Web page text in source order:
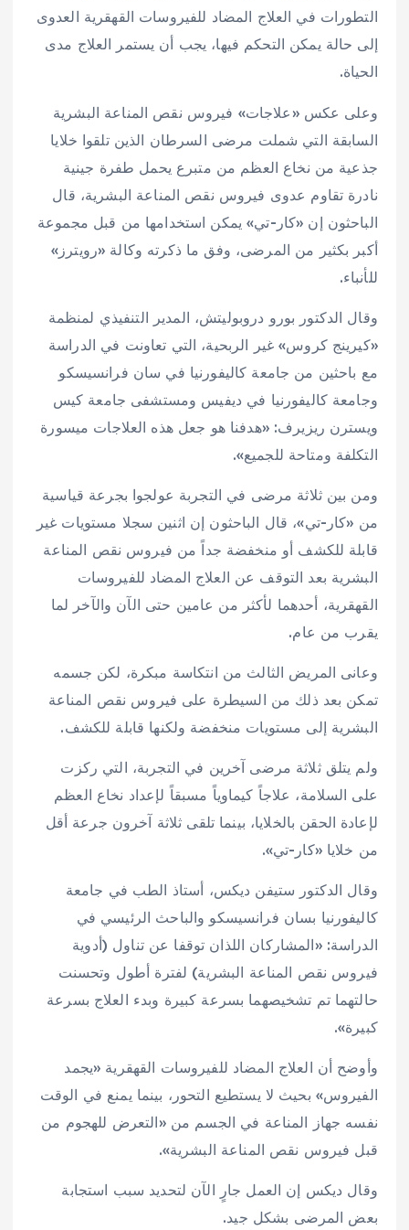
التطورات في العلاج المضاد للفيروسات القهقرية العدوى
إلى حالة يمكن التحكم فيها، يجب أن يستمر العلاج مدى
الحياة.
وعلى عكس «علاجات» فيروس نقص المناعة البشرية
السابقة التي شملت مرضى السرطان الذين تلقوا خلايا
جذعية من نخاع العظم من متبرع يحمل طفرة جينية
نادرة تقاوم عدوى فيروس نقص المناعة البشرية، قال
الباحثون إن «كار-تي» يمكن استخدامها من قبل مجموعة
أكبر بكثير من المرضى، وفق ما ذكرته وكالة «رويترز»
للأنباء.
وقال الدكتور بورو دروبوليتش، المدير التنفيذي لمنظمة
«كيرينج كروس» غير الربحية، التي تعاونت في الدراسة
مع باحثين من جامعة كاليفورنيا في سان فرانسيسكو
وجامعة كاليفورنيا في ديفيس ومستشفى جامعة كيس
ويسترن ريزيرف: «هدفنا هو جعل هذه العلاجات ميسورة
التكلفة ومتاحة للجميع».
ومن بين ثلاثة مرضى في التجربة عولجوا بجرعة قياسية
من «كار-تي»، قال الباحثون إن اثنين سجلا مستويات غير
قابلة للكشف أو منخفضة جداً من فيروس نقص المناعة
البشرية بعد التوقف عن العلاج المضاد للفيروسات
القهقرية، أحدهما لأكثر من عامين حتى الآن والآخر لما
يقرب من عام.
وعانى المريض الثالث من انتكاسة مبكرة، لكن جسمه
تمكن بعد ذلك من السيطرة على فيروس نقص المناعة
البشرية إلى مستويات منخفضة ولكنها قابلة للكشف.
ولم يتلق ثلاثة مرضى آخرين في التجربة، التي ركزت
على السلامة، علاجاً كيماوياً مسبقاً لإعداد نخاع العظم
لإعادة الحقن بالخلايا، بينما تلقى ثلاثة آخرون جرعة أقل
من خلايا «كار-تي».
وقال الدكتور ستيفن ديكس، أستاذ الطب في جامعة
كاليفورنيا بسان فرانسيسكو والباحث الرئيسي في
الدراسة: «المشاركان اللذان توقفا عن تناول (أدوية
فيروس نقص المناعة البشرية) لفترة أطول وتحسنت
حالتهما تم تشخيصهما بسرعة كبيرة وبدء العلاج بسرعة
كبيرة».
وأوضح أن العلاج المضاد للفيروسات القهقرية «يجمد
الفيروس» بحيث لا يستطيع التحور، بينما يمنع في الوقت
نفسه جهاز المناعة في الجسم من «التعرض للهجوم من
قبل فيروس نقص المناعة البشرية».
وقال ديكس إن العمل جارٍ الآن لتحديد سبب استجابة
بعض المرضى بشكل جيد.